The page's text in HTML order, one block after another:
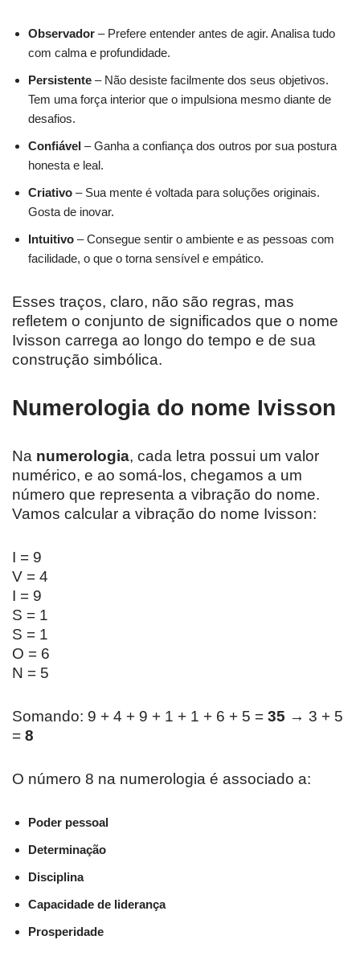
Observador – Prefere entender antes de agir. Analisa tudo
com calma e profundidade.
Persistente – Não desiste facilmente dos seus objetivos.
Tem uma força interior que o impulsiona mesmo diante de
desafios.
Confiável – Ganha a confiança dos outros por sua postura
honesta e leal.
Criativo – Sua mente é voltada para soluções originais.
Gosta de inovar.
Intuitivo – Consegue sentir o ambiente e as pessoas com
facilidade, o que o torna sensível e empático.
Esses traços, claro, não são regras, mas
refletem o conjunto de significados que o nome
Ivisson carrega ao longo do tempo e de sua
construção simbólica.
Numerologia do nome Ivisson
Na numerologia, cada letra possui um valor
numérico, e ao somá-los, chegamos a um
número que representa a vibração do nome.
Vamos calcular a vibração do nome Ivisson:
I = 9
V = 4
I = 9
S = 1
S = 1
O = 6
N = 5
Somando: 9 + 4 + 9 + 1 + 1 + 6 + 5 = 35 → 3 + 5
= 8
O número 8 na numerologia é associado a:
Poder pessoal
Determinação
Disciplina
Capacidade de liderança
Prosperidade